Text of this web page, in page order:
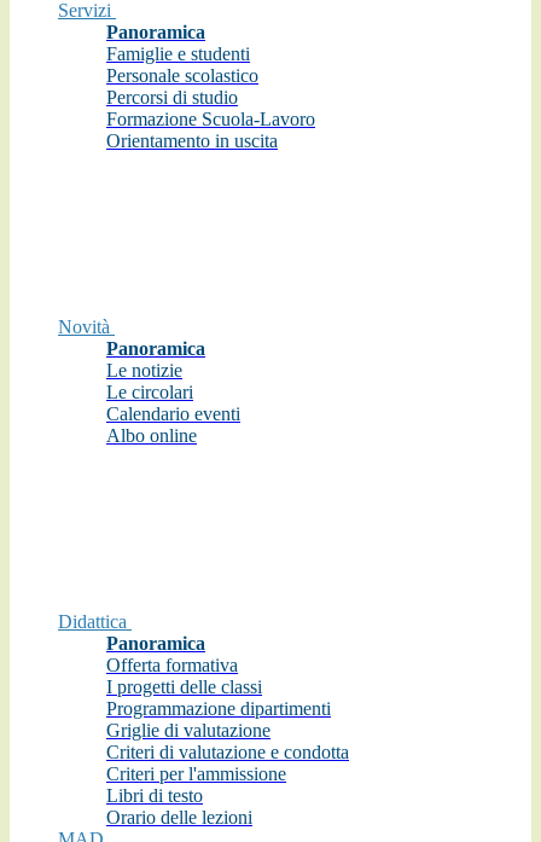
Servizi
Panoramica
Famiglie e studenti
Personale scolastico
Percorsi di studio
Formazione Scuola-Lavoro
Orientamento in uscita
Novità
Panoramica
Le notizie
Le circolari
Calendario eventi
Albo online
Didattica
Panoramica
Offerta formativa
I progetti delle classi
Programmazione dipartimenti
Griglie di valutazione
Criteri di valutazione e condotta
Criteri per l'ammissione
Libri di testo
Orario delle lezioni